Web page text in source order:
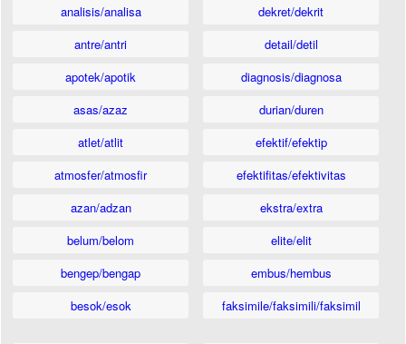
analisis/analisa
antre/antri
apotek/apotik
asas/azaz
atlet/atlit
atmosfer/atmosfir
azan/adzan
belum/belom
bengep/bengap
besok/esok
dekret/dekrit
detail/detil
diagnosis/diagnosa
durian/duren
efektif/efektip
efektifitas/efektivitas
ekstra/extra
elite/elit
embus/hembus
faksimile/faksimili/faksimil